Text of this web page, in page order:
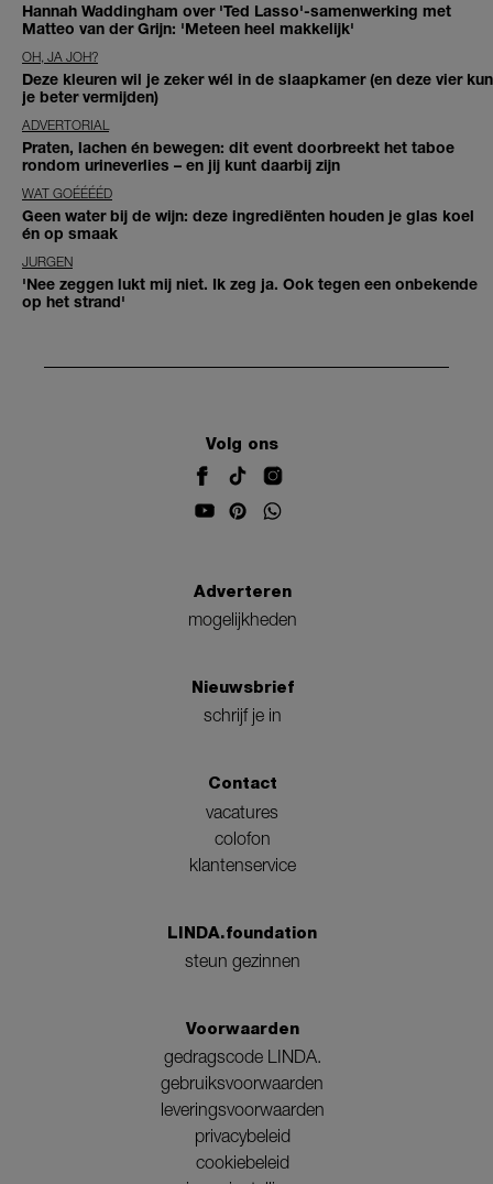
Hannah Waddingham over 'Ted Lasso'-samenwerking met
Matteo van der Grijn: 'Meteen heel makkelijk'
OH, JA JOH?
Deze kleuren wil je zeker wél in de slaapkamer (en deze vier kun
je beter vermijden)
ADVERTORIAL
Praten, lachen én bewegen: dit event doorbreekt het taboe
rondom urineverlies – en jij kunt daarbij zijn
WAT GOÉÉÉÉD
Geen water bij de wijn: deze ingrediënten houden je glas koel
én op smaak
JURGEN
'Nee zeggen lukt mij niet. Ik zeg ja. Ook tegen een onbekende
op het strand'
Volg ons
Adverteren
mogelijkheden
Nieuwsbrief
schrijf je in
Contact
vacatures
colofon
klantenservice
LINDA.foundation
steun gezinnen
Voorwaarden
gedragscode LINDA.
gebruiksvoorwaarden
leveringsvoorwaarden
privacybeleid
cookiebeleid